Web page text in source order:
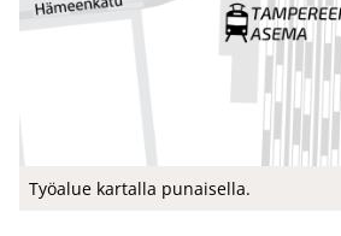
Työ­alue kar­tal­la pu­nai­sel­la.